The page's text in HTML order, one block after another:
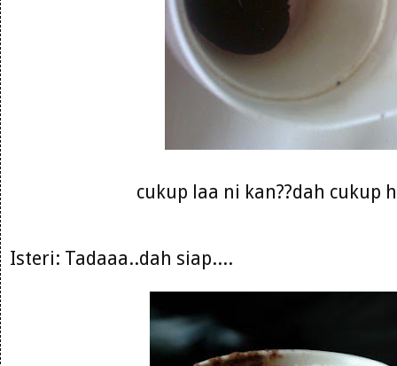
cukup laa ni kan??dah cukup
Isteri: Tadaaa..dah siap....